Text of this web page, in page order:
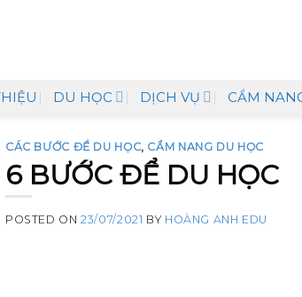
DU HỌC DỊCH VỤ CẨM
CÁC BƯỚC ĐỂ DU HỌC, CẨM NANG DU HỌC
6 BƯỚC ĐỂ DU HỌC
POSTED ON23/07/2021 BY HOÀNG ANH EDU